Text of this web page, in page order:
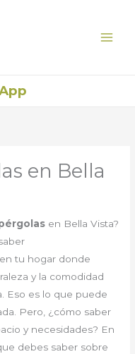
en Bella
en Bella Vista?
tu hogar donde
y la comodidad
Eso es lo que puede
Pero, ¿cómo saber
y necesidades? En
debes saber sobre